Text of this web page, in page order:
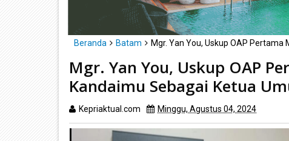
Beranda Batam Mgr. Yan You, Uskup OAP Pertama
Mgr. Yan You, Uskup OAP
Kandaimu Sebagai Ketua
Kepriaktual.com Minggu, Agustus 04, 2024